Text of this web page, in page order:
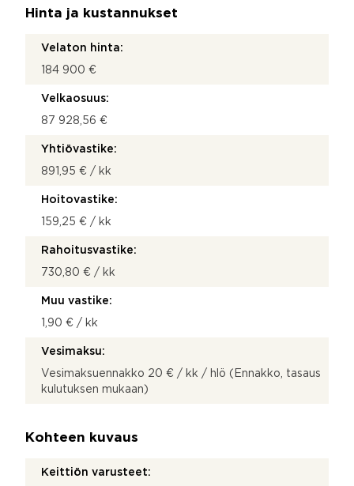
Hinta ja kustannukset
Velaton hinta:
184 900 €
Velkaosuus:
87 928,56 €
Yhtiövastike:
891,95 € / kk
Hoitovastike:
159,25 € / kk
Rahoitusvastike:
730,80 € / kk
Muu vastike:
1,90 € / kk
Vesimaksu:
Vesimaksuennakko 20 € / kk / hlö (Ennakko, tasaus
kulutuksen mukaan)
Kohteen kuvaus
Keittiön varusteet: